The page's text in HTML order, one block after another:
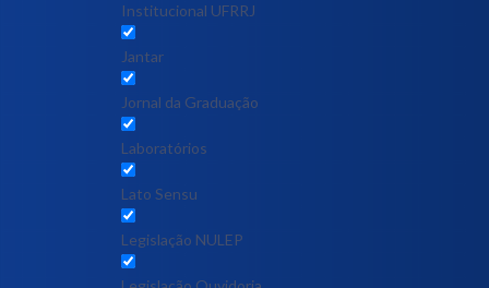
Institucional UFRRJ
Jantar
Jornal da Graduação
Laboratórios
Lato Sensu
Legislação NULEP